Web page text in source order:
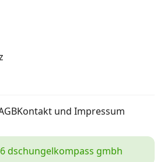
Kontakt und Impressum
dschungelkompass gmbh